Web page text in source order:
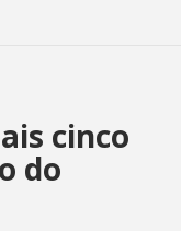
cinco
do